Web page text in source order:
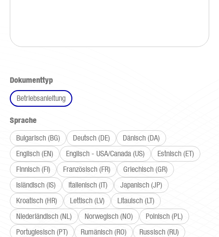
Dokumenttypauswählen
Betriebsanleitung
Spracheauswählen
Bulgarisch (BG)
Deutsch (DE)
Dänisch (DA)
Englisch (EN)
Englisch - USA/Canada (US)
Estnisch (ET)
Finnisch (FI)
Französisch (FR)
Griechisch (GR)
Isländisch (IS)
Italienisch (IT)
Japanisch (JP)
Kroatisch (HR)
Lettisch (LV)
Litauisch (LT)
Niederländisch (NL)
Norwegisch (NO)
Polnisch (PL)
Portugiesisch (PT)
Rumänisch (RO)
Russisch (RU)